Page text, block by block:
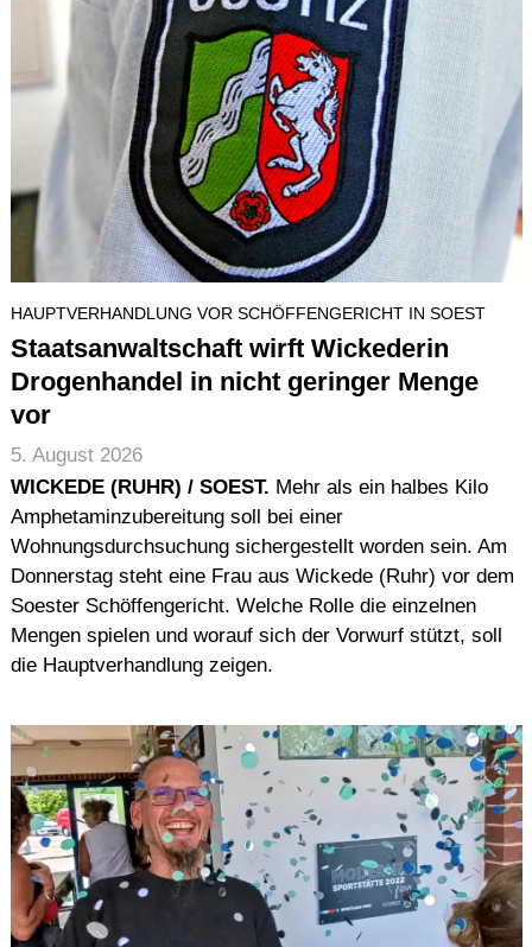
HAUPTVERHANDLUNG VOR SCHÖFFENGERICHT IN SOEST
Staatsanwaltschaft wirft Wickederin
Drogenhandel in nicht geringer Menge
vor
5. August 2026
WICKEDE (RUHR) / SOEST. Mehr als ein halbes Kilo
Amphetaminzubereitung soll bei einer
Wohnungsdurchsuchung sichergestellt worden sein. Am
Donnerstag steht eine Frau aus Wickede (Ruhr) vor dem
Soester Schöffengericht. Welche Rolle die einzelnen
Mengen spielen und worauf sich der Vorwurf stützt, soll
die Hauptverhandlung zeigen.